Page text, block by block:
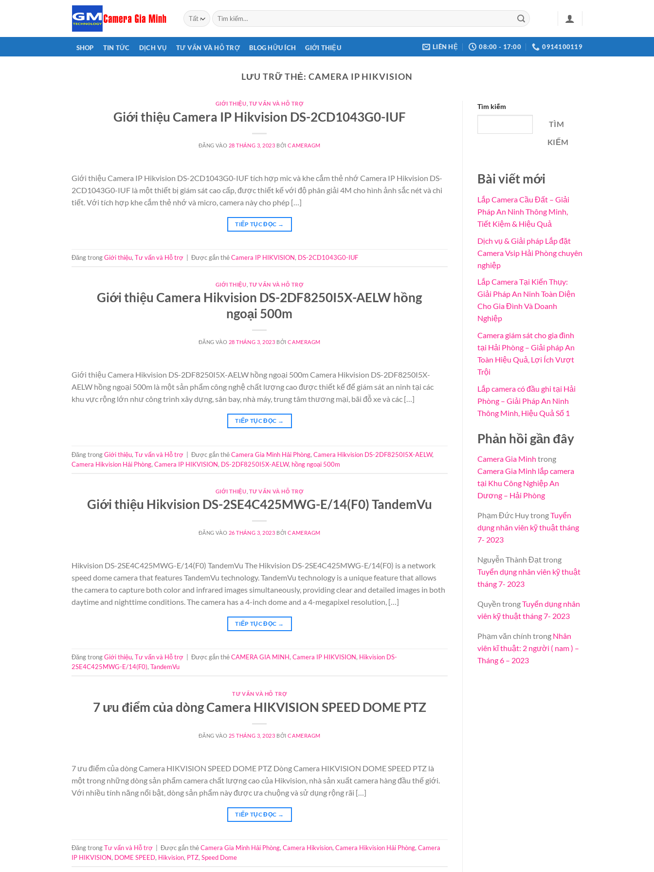
Tìm
kiếm:
SHOP TIN TỨC DỊCH VỤ TƯ VẤN VÀ HỖ TRỢ BLOG HỮU ÍCH GIỚI THIỆU LIÊN HỆ 08:00 - 17:00 0914100119
LƯU TRỮ THẺ:CAMERA IP HIKVISION
GIỚI THIỆU TƯ VẤN VÀ HỖ TRỢ
Giới thiệu Camera IP Hikvision DS-2CD1043G0-IUF
ĐĂNG VÀO 28 THÁNG 3, 2023 BỞICAMERAGM
Giới thiệu Camera IP Hikvision DS-2CD1043G0-IUF tích hợp mic và khe cắm thẻ nhớ Camera IP Hikvision DS-
2CD1043G0-IUF là một thiết bị giám sát cao cấp, được thiết kế với độ phân giải 4M cho hình ảnh sắc nét và chi
tiết. Với tích hợp khe cắm thẻ nhớ và micro, camera này cho phép […]
TIẾP TỤC ĐỌC →
Đăng trongGiới thiệu, Tư vấn và Hỗ trợ Được gắn thẻCamera IP HIKVISION, DS-2CD1043G0-IUF
GIỚI THIỆU TƯ VẤN VÀ HỖ TRỢ
Giới thiệu Camera Hikvision DS-2DF8250I5X-AELW hồng
ngoại 500m
ĐĂNG VÀO 28 THÁNG 3, 2023 BỞICAMERAGM
Giới thiệu Camera Hikvision DS-2DF8250I5X-AELW hồng ngoại 500m Camera Hikvision DS-2DF8250I5X-
AELW hồng ngoại 500m là một sản phẩm công nghệ chất lượng cao được thiết kế để giám sát an ninh tại các
khu vực rộng lớn như công trình xây dựng, sân bay, nhà máy, trung tâm thương mại, bãi đỗ xe và các […]
TIẾP TỤC ĐỌC →
Đăng trongGiới thiệu, Tư vấn và Hỗ trợ Được gắn thẻCamera Gia Minh Hải Phòng, Camera Hikvision DS-2DF8250I5X-AELW,
Camera Hikvision Hải Phòng, Camera IP HIKVISION, DS-2DF8250I5X-AELW, hồng ngoại 500m
GIỚI THIỆU TƯ VẤN VÀ HỖ TRỢ
Giới thiệu Hikvision DS-2SE4C425MWG-E/14(F0) TandemVu
ĐĂNG VÀO 26 THÁNG 3, 2023 BỞICAMERAGM
Hikvision DS-2SE4C425MWG-E/14(F0) TandemVu The Hikvision DS-2SE4C425MWG-E/14(F0) is a network
speed dome camera that features TandemVu technology. TandemVu technology is a unique feature that allows
the camera to capture both color and infrared images simultaneously, providing clear and detailed images in both
daytime and nighttime conditions. The camera has a 4-inch dome and a 4-megapixel resolution, […]
TIẾP TỤC ĐỌC →
Đăng trongGiới thiệu, Tư vấn và Hỗ trợ Được gắn thẻCAMERA GIA MINH, Camera IP HIKVISION, Hikvision DS-
2SE4C425MWG-E/14(F0), TandemVu
TƯ VẤN VÀ HỖ TRỢ
7 ưu điểm của dòng Camera HIKVISION SPEED DOME PTZ
ĐĂNG VÀO 25 THÁNG 3, 2023 BỞICAMERAGM
7 ưu điểm của dòng Camera HIKVISION SPEED DOME PTZ Dòng Camera HIKVISION DOME SPEED PTZ là
một trong những dòng sản phẩm camera chất lượng cao của Hikvision, nhà sản xuất camera hàng đầu thế giới.
Với nhiều tính năng nổi bật, dòng sản phẩm này được ưa chuộng và sử dụng rộng rãi […]
TIẾP TỤC ĐỌC →
Đăng trongTư vấn và Hỗ trợ Được gắn thẻCamera Gia Minh Hải Phòng, Camera Hikvision, Camera Hikvision Hải Phòng, Camera
IP HIKVISION, DOME SPEED, Hikvision, PTZ, Speed Dome
Tìm kiếm
TÌM
KIẾM
Bài viết mới
Lắp Camera Cầu Đất – Giải
Pháp An Ninh Thông Minh,
Tiết Kiệm & Hiệu Quả
Dịch vụ & Giải pháp Lắp đặt
Camera Vsip Hải Phòng chuyên
nghiệp
Lắp Camera Tại Kiến Thụy:
Giải Pháp An Ninh Toàn Diện
Cho Gia Đình Và Doanh
Nghiệp
Camera giám sát cho gia đình
tại Hải Phòng – Giải pháp An
Toàn Hiệu Quả, Lợi Ích Vượt
Trội
Lắp camera có đầu ghi tại Hải
Phòng – Giải Pháp An Ninh
Thông Minh, Hiệu Quả Số 1
Phản hồi gần đây
Camera Gia Minh trong
Camera Gia Minh lắp camera
tại Khu Công Nghiệp An
Dương – Hải Phòng
Phạm Đức HuytrongTuyển
dụng nhân viên kỹ thuật tháng
7- 2023
Nguyễn Thành Đạttrong
Tuyển dụng nhân viên kỹ thuật
tháng 7- 2023
Quyền trongTuyển dụng nhân
viên kỹ thuật tháng 7- 2023
Phạm văn chính trong Nhân
viên kĩ thuật: 2 người ( nam ) –
Tháng 6 – 2023